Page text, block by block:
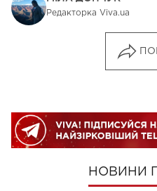
Редакторка Viva.ua
НОВИНИ